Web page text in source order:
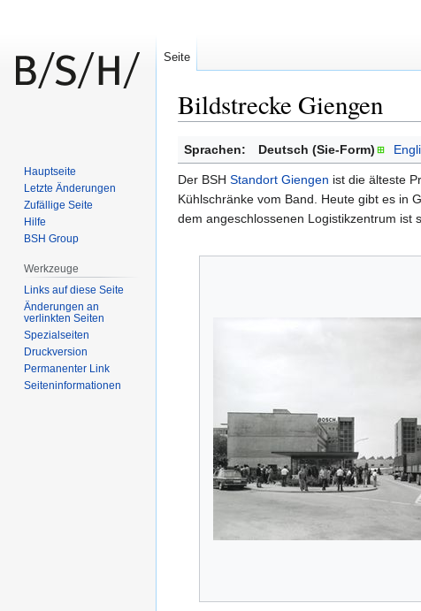
Bildstrecke Giengen
Zur
Navigation
springen
Zur
Suche
springen
Sprachen: Deutsch (Sie-Form)
Der BSH Standort Giengen ist die älteste
Kühlschränke vom Band. Heute gibt es in
dem angeschlossenen Logistikzentrum ist
Seite
Hauptseite
Letzte Änderungen
Zufällige Seite
Hilfe
BSH Group
Werkzeuge
Links auf diese Seite
Änderungen an
verlinkten Seiten
Spezialseiten
Druckversion
Permanenter Link
Seiten­informationen